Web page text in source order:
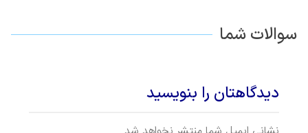
سوالات شما
دیدگاهتان را بنویسید